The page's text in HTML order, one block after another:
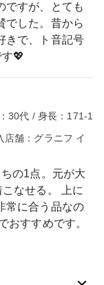
ですが、とても
でした。昔から
きで、ト音記号
💖
30代 / 身長：171-1
舗：グラニフ イ
の1点。元が大
なせる。 上に
常に合う品なの
おすすめです。